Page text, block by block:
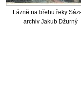
Lázně na břehu řeky
archiv Jakub Džurný